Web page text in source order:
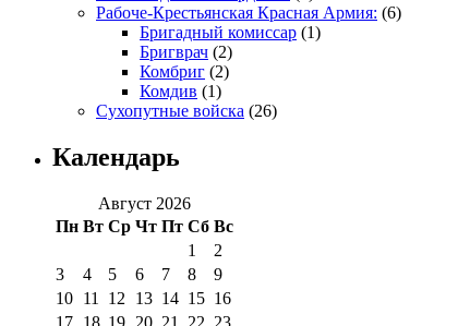
Рабоче-Крестьянская Красная Армия: (6)
Бригадный комиссар (1)
Бригврач (2)
Комбриг (2)
Комдив (1)
Сухопутные войска (26)
Календарь
Август 2026
Пн Вт Ср Чт Пт Сб Вс
1
2
3
4 5 6 7 8
9
10 11 12 13 14 15 16
17 18 19 20 21 22 23